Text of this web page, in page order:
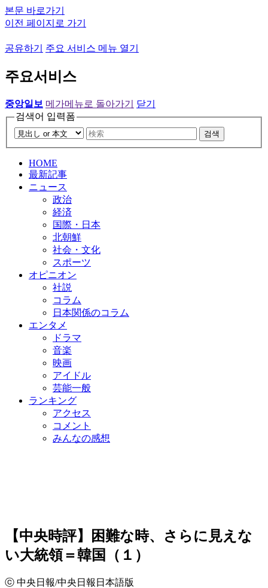
본문 바로가기
이전 페이지로 가기
공유하기 주요 서비스 메뉴 열기
주요서비스
중앙일보 메가메뉴로 돌아가기
닫기
검색어 입력폼
검색
HOME
最新記事
ニュース
政治
経済
国際・日本
北朝鮮
社会・文化
スポーツ
オピニオン
社説
コラム
日本関係のコラム
エンタメ
ドラマ
音楽
映画
アイドル
芸能一般
ランキング
アクセス
コメント
みんなの感想
【中央時評】困難な時、さらに見えな
い大統領＝韓国（１）
ⓒ 中央日報/中央日報日本語版